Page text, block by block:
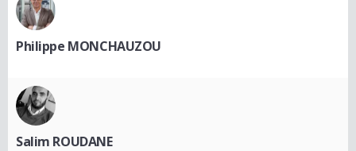
Philippe MONCHAUZOU
Salim ROUDANE